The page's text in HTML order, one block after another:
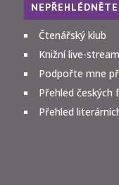
NEPŘEHLÉDNĚTE
Čtenářský klub
Knižní live-
Podpořte mne
Přehled českých
Přehled